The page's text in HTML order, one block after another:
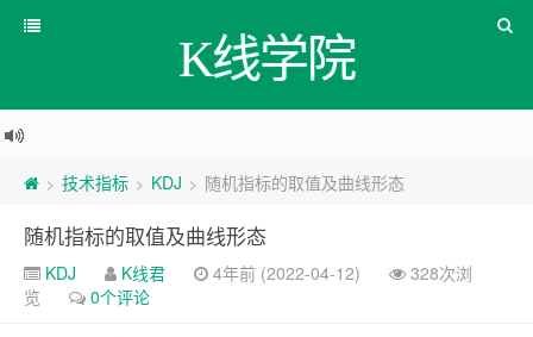
K线学院
> 技术指标 > KDJ > 随机指标的取值及曲线形态
随机指标的取值及曲线形态
KDJ K线君 4年前 (2022-04-12)
328次浏
览
0个评论